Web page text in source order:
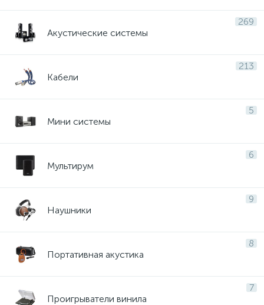
269
Акустические системы
213
Кабели
5
Мини системы
6
Мультирум
9
Наушники
8
Портативная акустика
7
Проигрыватели винила